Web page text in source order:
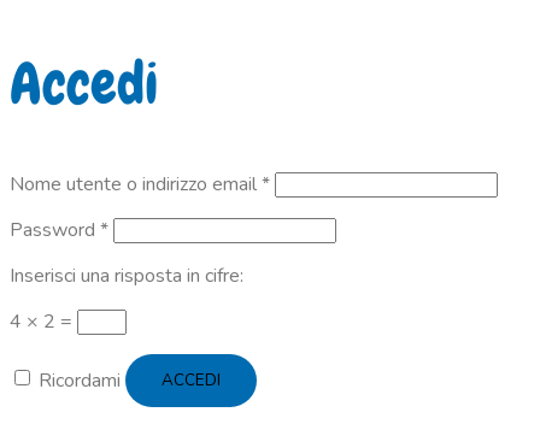
Accedi
Nome utente o indirizzo email*Richiesto
Password *Richiesto
Inserisci una risposta in cifre:
4 × 2 =
Ricordami ACCEDI